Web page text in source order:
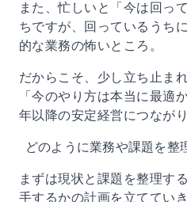
また、忙しいと「今は回っ
ちですが、回っているうち
的な業務の怖いところ。
だからこそ、少し立ち止ま
「今のやり方は本当に最適
年以降の安定経営につながり
どのように業務や課題を整
まずは現状と課題を整理す
手するかの計画を立ててい